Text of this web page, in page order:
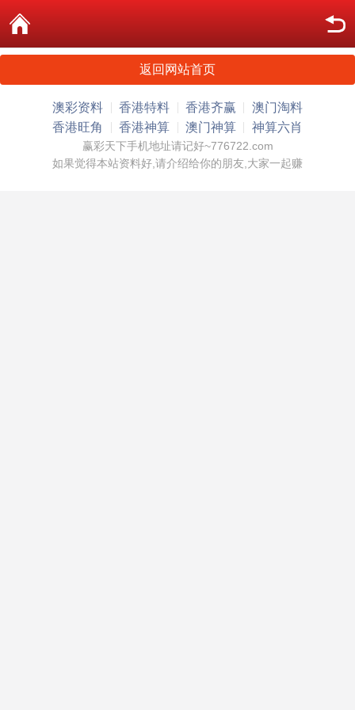
返回网站首页
澳彩资料 香港特料 香港齐赢
澳门淘料
香港旺角
香港神算 澳门神算 神算六肖
赢彩天下手机地址请记好~776722.com
如果觉得本站资料好,请介绍给你的朋友,大家一起赚